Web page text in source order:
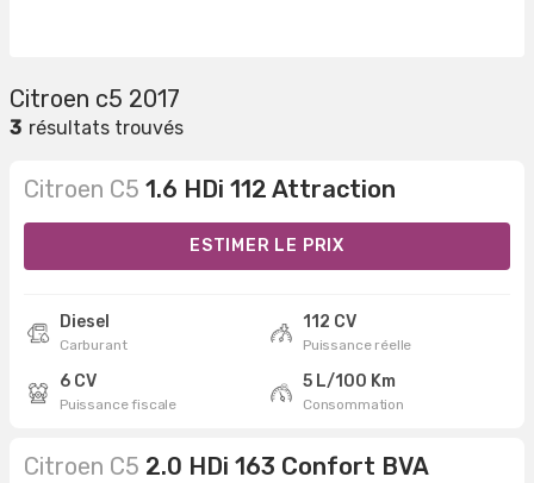
Citroen c5 2017
3 résultats trouvés
Citroen C5 1.6 HDi 112 Attraction
ESTIMER LE PRIX
Diesel
Carburant
112 CV
Puissance réelle
6 CV
Puissance fiscale
5 L/100 Km
Consommation
Citroen C5 2.0 HDi 163 Confort BVA